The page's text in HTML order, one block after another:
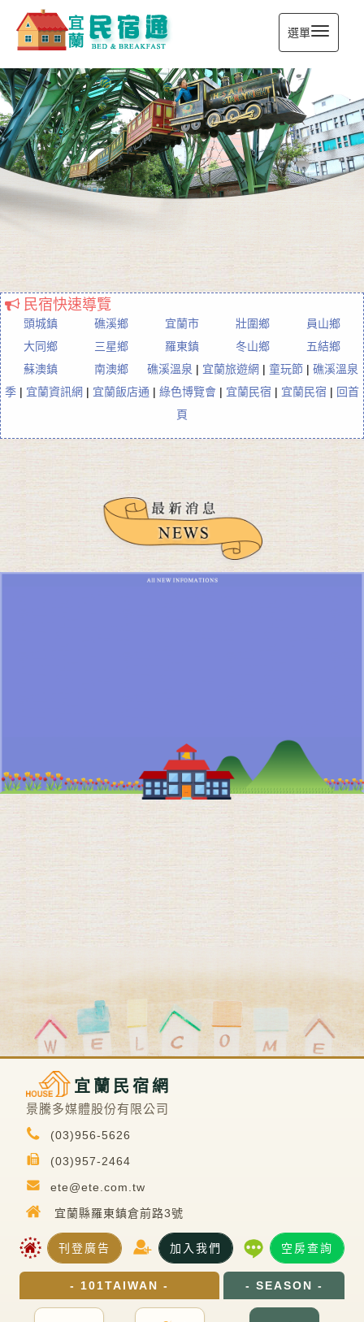
宜蘭民宿通
選單
民宿快速導覽
頭城鎮 礁溪鄉 宜蘭市 壯圍鄉
員山鄉
大同鄉
三星鄉 羅東鎮 冬山鄉
五結鄉
蘇澳鎮
南澳鄉 礁溪溫泉 | 宜蘭旅遊網 |童玩節 |礁溪溫泉
季 | 宜蘭資訊網 | 宜蘭飯店通 | 綠色博覽會 | 宜蘭民宿 | 宜蘭民宿 | 回首
頁
宜蘭民宿網
景騰多媒體股份有限公司
(03)956-5626
(03)957-2464
ete@ete.com.tw
宜蘭縣羅東鎮倉前路3號
刊登廣告 加入我們 空房查詢
- 101TAIWAN - - SEASON -